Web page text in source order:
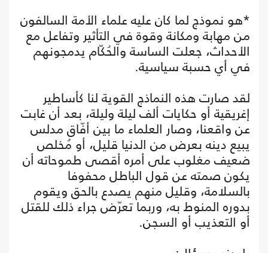
*هو نموذج لما كان عليه علماء الأمة السالفون
من مهابة ومكانة وقوة في التأثير وتفاعل مع
الأحداث، جعلت الساسة والحُكّام يدمجونهم
في أي حسبة سياسية.
لقد صارت هذه النماذج القوية لنا كأساطير
إغريقية أو حكايات ألف ليلة وليلة، بعد أن غابت
عن واقعنا، وصار العلماء ما بين أفّاق مدلس
يبيع دينه بعرض من الدنيا قليل، أو مُخلص
ضعيف مغلوب على أمره أقصى طموحاته أن
يكون صمته عن قول الباطل محفوفا
بالسلامة، وقليل منهم يصدع بالحق ويقوم
بدوره المنوط به، وربما تعرّض جراء ذلك للقتل
أو التعذيب أو السجن.